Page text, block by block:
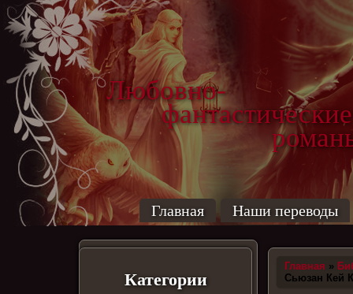
Любовно-
фантастические
Главная Наши переводы
Категории
Главная »
Сьюзан Кей